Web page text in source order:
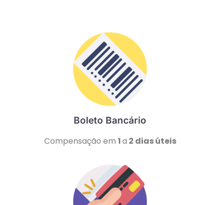
Boleto Bancário
Compensação em 1a 2 dias úteis